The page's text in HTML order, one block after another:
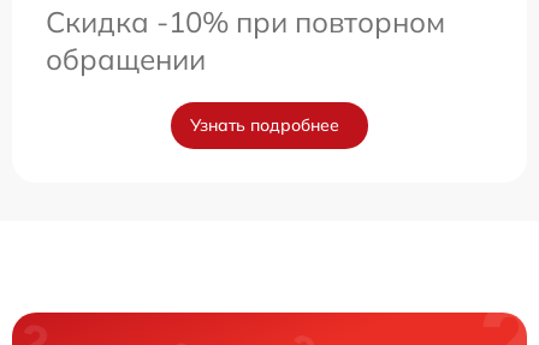
Скидка -10% при повторном
обращении
Узнать подробнее